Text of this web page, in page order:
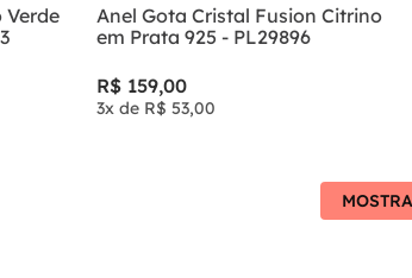
Verde
Anel Gota Cristal Fusion Citrino
em Prata 925 - PL29896
R$ 159,00
3x de R$ 53,00